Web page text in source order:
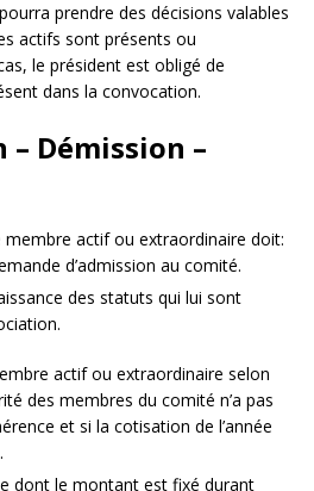
prendre des décisions valables
actifs sont présents ou
le président est obligé de
dans la convocation.
Démission –
membre actif ou extraordinaire doit:
d’admission au comité.
des statuts qui lui sont
actif ou extraordinaire selon
des membres du comité n’a pas
et si la cotisation de l’année
dont le montant est fixé durant